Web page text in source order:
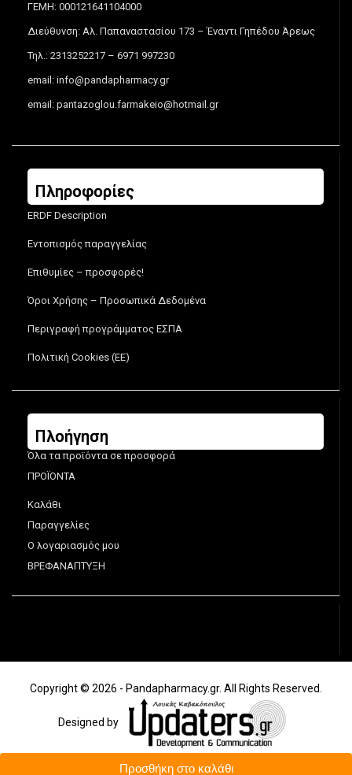
Προσθήκη στο καλάθι
ΓΕΜΗ: 000121641104000
Διεύθυνση: Αλ. Παπαναστασίου 173 – Έναντι Γηπέδου Άρεως
Τηλ.: 2313252217 – 6971 997230
email: info@pandapharmacy.gr
email: pantazoglou.farmakeio@hotmail.gr
Πληροφορίες
ERDF Description
Εντοπισμός παραγγελίας
Επιθυμίες – προσφορές!
Όροι Χρήσης – Προσωπικά Δεδομένα
Περιγραφή προγράμματος ΕΣΠΑ
Πολιτική Cookies (ΕΕ)
Πλοήγηση
Όλα τα προϊόντα σε προσφορά
ΠΡΟΪΟΝΤΑ
Καλάθι
Παραγγελίες
Ο λογαριασμός μου
ΒΡΕΦΑΝΑΠΤΥΞΗ
Copyright © 2026 - Pandapharmacy.gr. All Rights Reserved.
Designed by